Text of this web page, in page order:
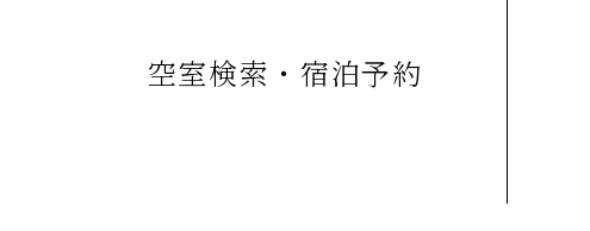
空室検索・宿泊予約